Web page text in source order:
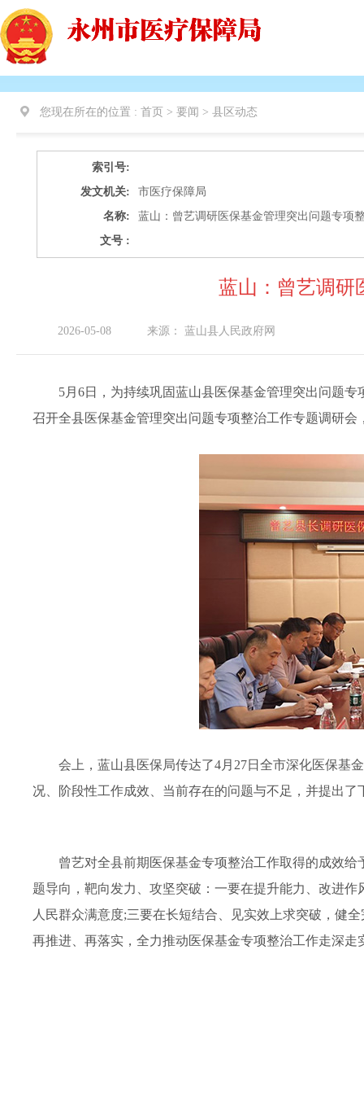
您现在所在的位置 : 首页 > 要闻 > 县区动态
索引号:
发文机关:
市医疗保障局
名称:
蓝山：曾艺调研医保基金管理突出问题专项
文号 :
蓝山：曾艺调研
2026-05-08 来源： 蓝山县人民政府网
5月6日，为持续巩固蓝山县医保基金管理突出问题
召开全县医保基金管理突出问题专项整治工作专题调研
会上，蓝山县医保局传达了4月27日全市深化医保基
况、阶段性工作成效、当前存在的问题与不足，并提出了
曾艺对全县前期医保基金专项整治工作取得的成效
题导向，靶向发力、攻坚突破：一要在提升能力、改进
人民群众满意度;三要在长短结合、见实效上求突破，健
再推进、再落实，全力推动医保基金专项整治工作走深走